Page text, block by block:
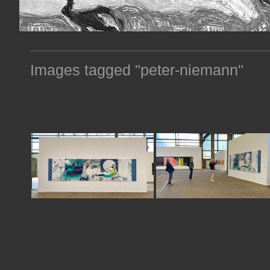
Images tagged "peter-niemann"